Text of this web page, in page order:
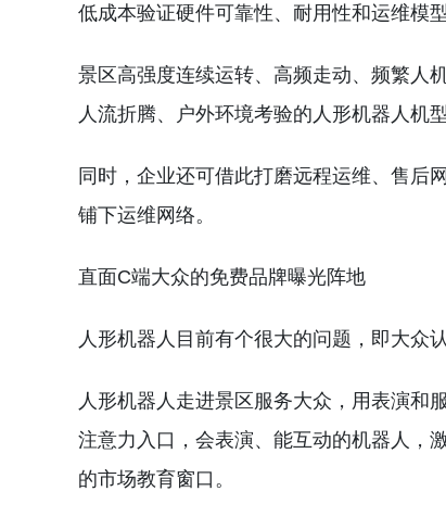
低成本验证硬件可靠性、耐用性和运维模型
景区高强度连续运转、高频走动、频繁人
人流折腾、户外环境考验的人形机器人机
同时，企业还可借此打磨远程运维、售后
铺下运维网络。
直面C端大众的免费品牌曝光阵地
人形机器人目前有个很大的问题，即大众
人形机器人走进景区服务大众，用表演和
注意力入口，会表演、能互动的机器人，
的市场教育窗口。